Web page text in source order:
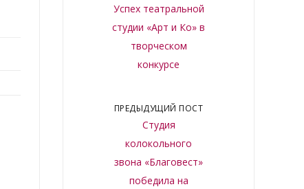
Успех театральной
студии «Арт и Ко» в
творческом
конкурсе
ПРЕДЫДУЩИЙ ПОСТ
Студия
колокольного
звона «Благовест»
победила на